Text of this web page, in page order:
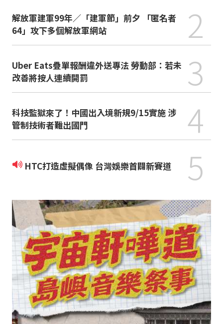
解放軍建軍99年／「建軍節」前夕 「匿名者
64」攻下多個解放軍網站
2
Uber Eats疊單報酬違外送專法 勞動部：若未
改善將按人連續開罰
3
科技監獄來了！中國出入境新規9/15實施 涉
管制技術者難出國門
4
HTC打造虛擬偶像 台灣娛樂首闢新賽道 5